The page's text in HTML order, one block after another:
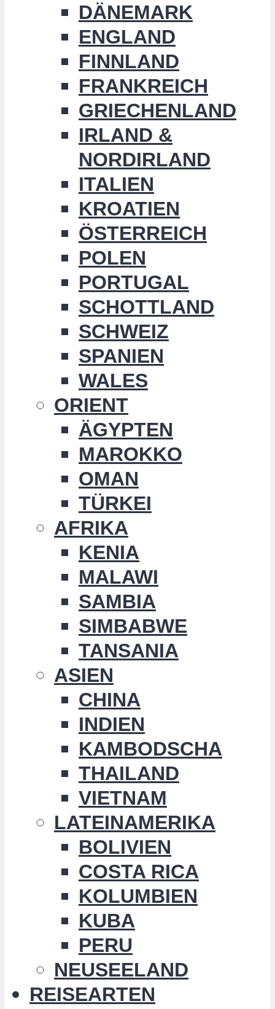
DÄNEMARK
ENGLAND
FINNLAND
FRANKREICH
GRIECHENLAND
IRLAND &
NORDIRLAND
ITALIEN
KROATIEN
ÖSTERREICH
POLEN
PORTUGAL
SCHOTTLAND
SCHWEIZ
SPANIEN
WALES
ORIENT
ÄGYPTEN
MAROKKO
OMAN
TÜRKEI
AFRIKA
KENIA
MALAWI
SAMBIA
SIMBABWE
TANSANIA
ASIEN
CHINA
INDIEN
KAMBODSCHA
THAILAND
VIETNAM
LATEINAMERIKA
BOLIVIEN
COSTA RICA
KOLUMBIEN
KUBA
PERU
NEUSEELAND
REISEARTEN